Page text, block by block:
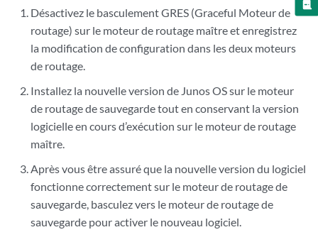
Désactivez le basculement GRES (Graceful Moteur de
routage) sur le moteur de routage maître et enregistrez
la modification de configuration dans les deux moteurs
de routage.
Installez la nouvelle version de Junos OS sur le moteur
de routage de sauvegarde tout en conservant la version
logicielle en cours d’exécution sur le moteur de routage
maître.
Après vous être assuré que la nouvelle version du logiciel
fonctionne correctement sur le moteur de routage de
sauvegarde, basculez vers le moteur de routage de
sauvegarde pour activer le nouveau logiciel.